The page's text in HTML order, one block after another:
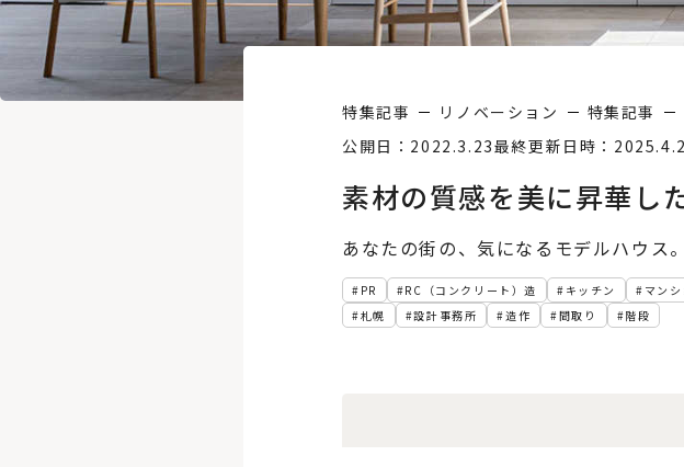
素材の質感を美に昇華し
公開日：2022.3.23最終更新日時：
特集記事 リノベーション 特集記事
PR RC（コンクリート）造 キッチン マンシ
札幌
設計事務所 造作 間取り 階段
あなたの街の、気になるモデルハウス